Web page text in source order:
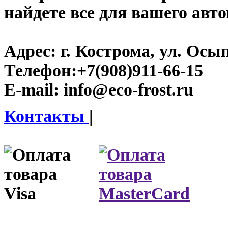
найдете все для вашего
Адрес: г. Кострома, ул.
Телефон:+7(908)911-66-15
E-mail: info@eco-frost.ru
Контакты |